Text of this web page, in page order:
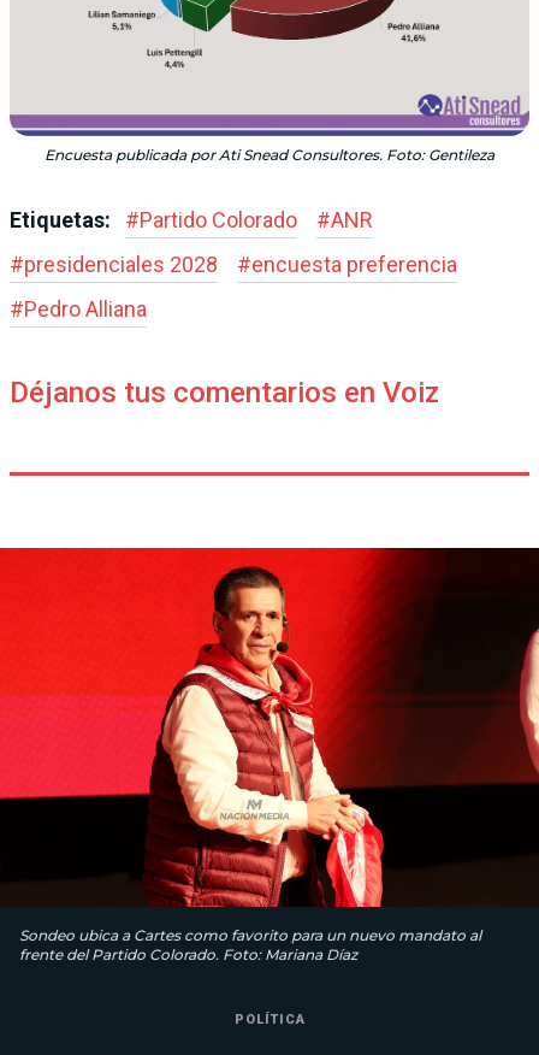
Encuesta publicada por Ati Snead Consultores. Foto: Gentileza
Etiquetas: #Partido Colorado #ANR
#presidenciales 2028 #encuesta preferencia
#Pedro Alliana
Déjanos tus comentarios en Voiz
Sondeo ubica a Cartes como favorito para un nuevo mandato al
frente del Partido Colorado. Foto: Mariana Díaz
POLÍTICA